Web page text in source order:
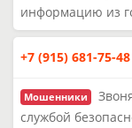
информацию из
+7 (915) 681-75-48
Мошенники
службой